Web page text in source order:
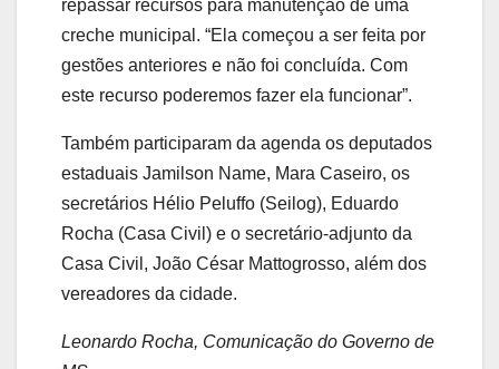
repassar recursos para manutenção de uma
creche municipal. “Ela começou a ser feita por
gestões anteriores e não foi concluída. Com
este recurso poderemos fazer ela funcionar”.
Também participaram da agenda os deputados
estaduais Jamilson Name, Mara Caseiro, os
secretários Hélio Peluffo (Seilog), Eduardo
Rocha (Casa Civil) e o secretário-adjunto da
Casa Civil, João César Mattogrosso, além dos
vereadores da cidade.
Leonardo Rocha, Comunicação do Governo de